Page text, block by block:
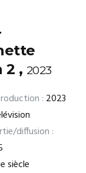
2 , 2023
: 2023
diffusion :
siècle